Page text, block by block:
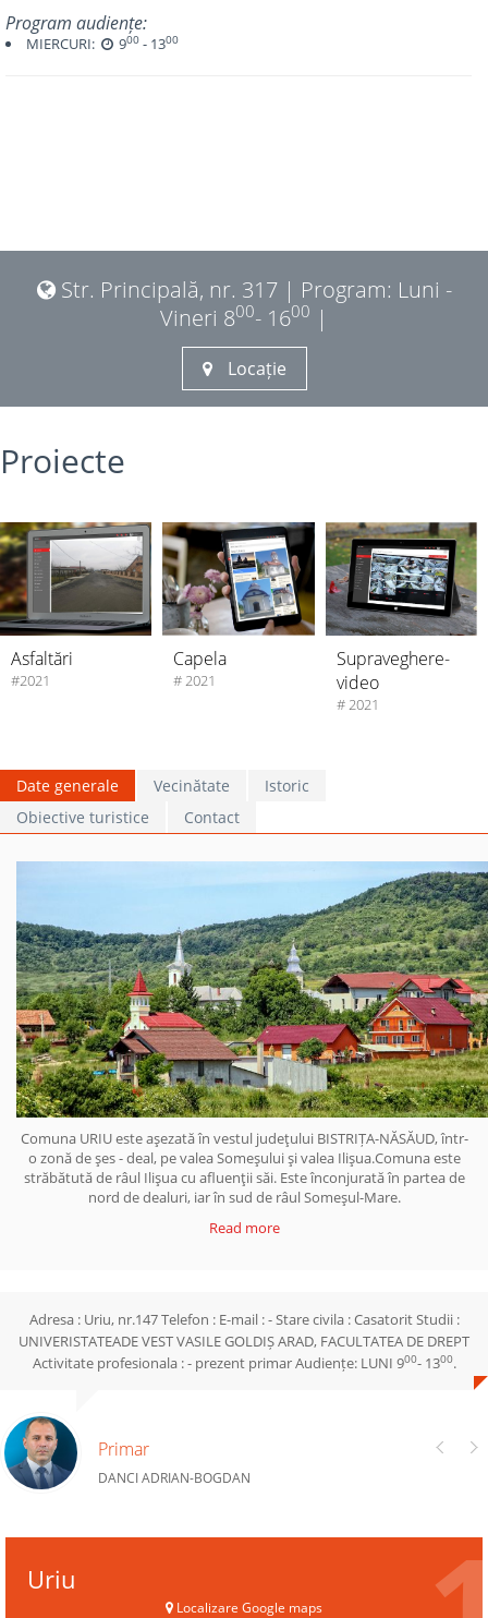
Program audiențe:
MIERCURI: 900 - 1300
Str. Principală, nr. 317 | Program: Luni -
Vineri 800- 1600 |
Locație
Proiecte
Asfaltări
#2021
Capela
# 2021
Supraveghere-
video
# 2021
Date generale Vecinătate
Istoric
Obiective turistice
Contact
Comuna URIU este aşezată în vestul judeţului BISTRIȚA-NĂSĂUD, într-
o zonă de şes - deal, pe valea Someşului şi valea Ilişua.Comuna este
străbătută de râul Ilişua cu afluenţii săi. Este înconjurată în partea de
nord de dealuri, iar în sud de râul Someşul-Mare.
Read more
Adresa : Uriu, nr.147 Telefon : E-mail : - Stare civila : Casatorit Studii :
UNIVERISTATEADE VEST VASILE GOLDIȘ ARAD, FACULTATEA DE DREPT
Activitate profesionala : - prezent primar Audiențe: LUNI 900- 1300.
Primar
DANCI ADRIAN-BOGDAN
Uriu
Localizare Google maps